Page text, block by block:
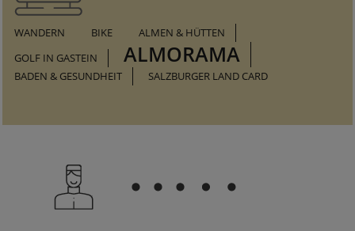
WANDERN BIKE
ALMEN & HÜTTEN
GOLF IN GASTEIN
ALMORAMA
BADEN & GESUNDHEIT SALZBURGER LAND CARD